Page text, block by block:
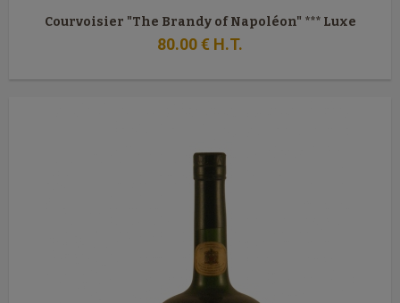
Courvoisier "The Brandy of Napoléon" *** Luxe
80.00€ H.T.